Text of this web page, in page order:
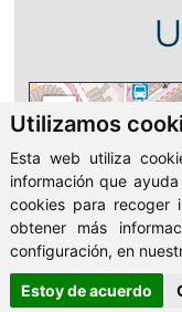
Utilizamos
Esta web utiliza
información que
cookies para recoger
obtener más
configuración, en
Estoy de acuerdo
+